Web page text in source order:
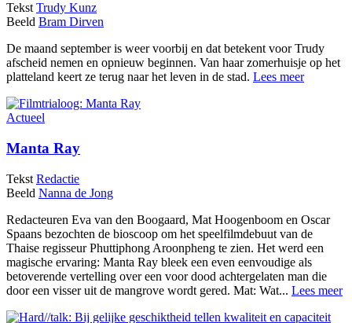
Tekst Trudy Kunz
Beeld Bram Dirven
De maand september is weer voorbij en dat betekent voor Trudy
afscheid nemen en opnieuw beginnen. Van haar zomerhuisje op het
platteland keert ze terug naar het leven in de stad. Lees meer
Actueel
Manta Ray
Tekst Redactie
Beeld Nanna de Jong
Redacteuren Eva van den Boogaard, Mat Hoogenboom en Oscar
Spaans bezochten de bioscoop om het speelfilmdebuut van de
Thaise regisseur Phuttiphong Aroonpheng te zien. Het werd een
magische ervaring: Manta Ray bleek een even eenvoudige als
betoverende vertelling over een voor dood achtergelaten man die
door een visser uit de mangrove wordt gered. Mat: Wat... Lees meer